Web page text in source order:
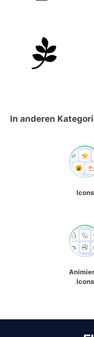
In anderen
Icons
Icons